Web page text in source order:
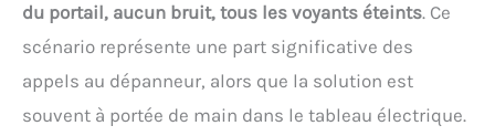
du portail, aucun bruit, tous les voyants éteints. Ce
scénario représente une part significative des
appels au dépanneur, alors que la solution est
souvent à portée de main dans le tableau électrique.